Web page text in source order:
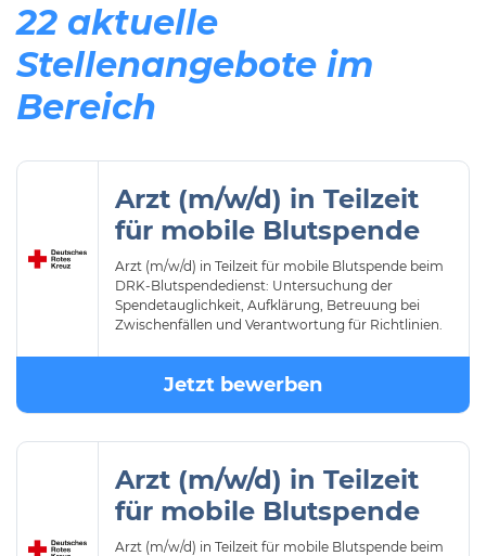
22 aktuelle
Stellenangebote im
Bereich
Arzt (m/w/d) in Teilzeit
für mobile Blutspende
Arzt (m/w/d) in Teilzeit für mobile Blutspende beim
DRK-Blutspendedienst: Untersuchung der
Spendetauglichkeit, Aufklärung, Betreuung bei
Zwischenfällen und Verantwortung für Richtlinien.
Jetzt bewerben
Arzt (m/w/d) in Teilzeit
für mobile Blutspende
Arzt (m/w/d) in Teilzeit für mobile Blutspende beim